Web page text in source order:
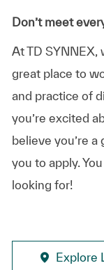
Don’t meet
At TD SYNNEX,
great place to
and practice of
you’re excited
believe you’re
you to apply.
looking for!
Explore